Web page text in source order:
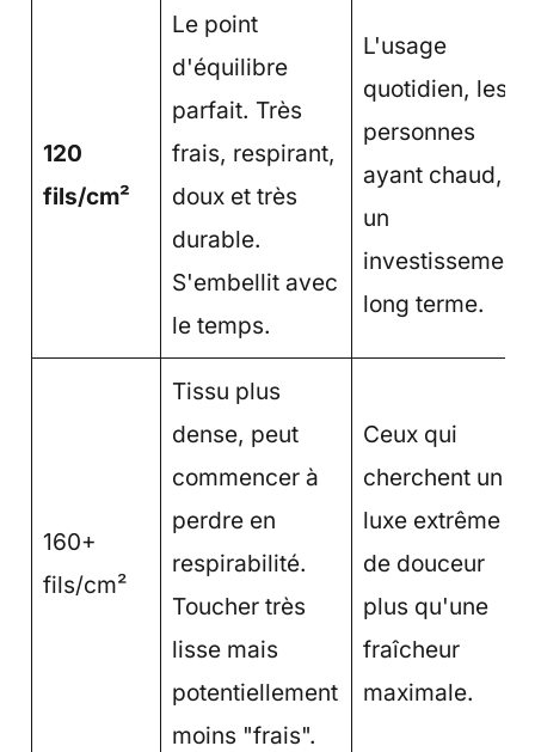
120
fils/cm²
Le point
d'équilibre
parfait. Très
frais, respirant,
doux et très
durable.
S'embellit avec
le temps.
L'usage
quotidien, les
personnes
ayant chaud,
un
investissement
long terme.
160+
fils/cm²
Tissu plus
dense, peut
commencer à
perdre en
respirabilité.
Toucher très
lisse mais
potentiellement
moins "frais".
Ceux qui
cherchent un
luxe extrême
de douceur
plus qu'une
fraîcheur
maximale.